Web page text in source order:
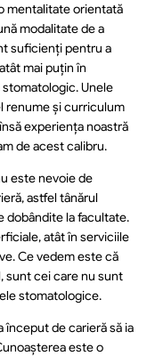
mentalitate orientată
modalitate de a
suficienți pentru a
mai puțin în
Unele
renume și curriculum
experiența noastră
de acest calibru.
este nevoie de
astfel tânărul
dobândite la facultate.
atât în serviciile
Ce vedem este că
sunt cei care nu sunt
stomatologice.
început de carieră să ia
este o